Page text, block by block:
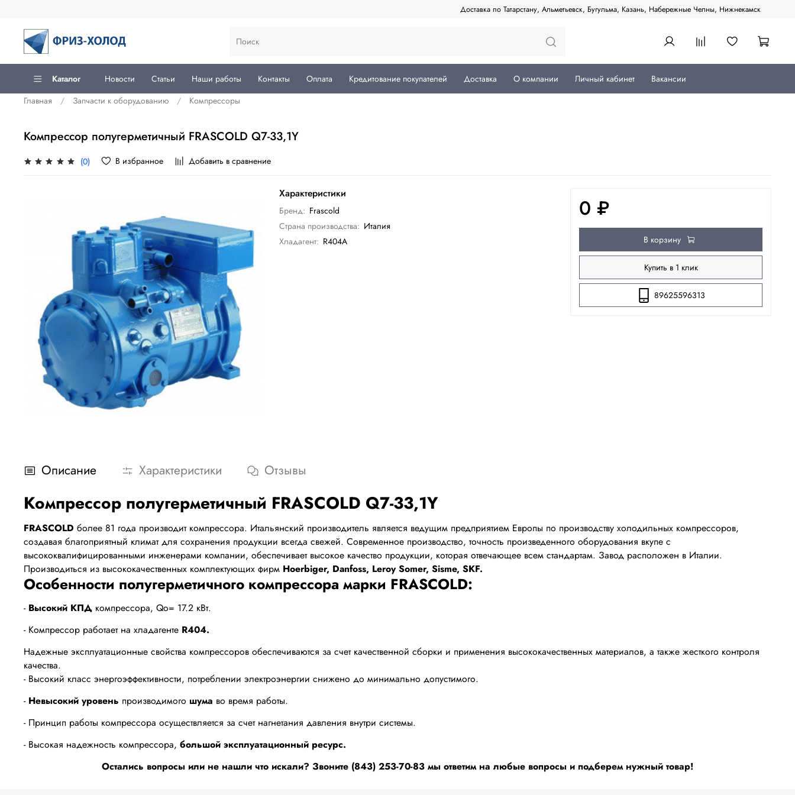
Доставка по Татарстану, Альметьевск, Бугульма, Казань, Набережные Челны, Нижнекамск
Каталог Новости Статьи Наши работы Контакты Оплата Кредитование покупателей Доставка О компании Личный кабинет
Вакансии
Главная
Запчасти к оборудованию Компрессоры
Компрессор полугерметичный FRASCOLD Q7-33,1Y
(0) В избранное Добавить в сравнение
Характеристики
Бренд: Frascold
Страна производства: Италия
Хладагент: R404A
0 ₽
В корзину
Купить в 1 клик
89625596313
Описание Характеристики Отзывы
Компрессор полугерметичный FRASCOLD Q7-33,1Y
FRASCOLD более 81 года производит компрессора. Итальянский производитель является ведущим предприятием Европы по производству холодильных компрессоров,
создавая благоприятный климат для сохранения продукции всегда свежей. Современное производство, точность произведенного оборудования вкупе с
высококвалифицированными инженерами компании, обеспечивает высокое качество продукции, которая отвечающее всем стандартам. Завод расположен в Италии.
Производиться из высококачественных комплектующих фирм Hoerbiger, Danfoss, Leroy Somer, Sisme, SKF.
Особенности полугерметичного компрессора марки FRASCOLD:
- Высокий КПД компрессора, Qo= 17.2 кBт.
- Компрессор работает на хладагенте R404.
Надежные эксплуатационные свойства компрессоров обеспечиваются за счет качественной сборки и применения высококачественных материалов, а также жесткого контроля
качества.
- Высокий класс энергоэффективности, потреблении электроэнергии снижено до минимально допустимого.
- Невысокий уровень производимого шума во время работы.
- Принцип работы компрессора осуществляется за счет нагнетания давления внутри системы.
- Высокая надежность компрессора, большой эксплуатационный ресурс.
Остались вопросы или не нашли что искали? Звоните (843) 253-70-83 мы ответим на любые вопросы и подберем нужный товар!